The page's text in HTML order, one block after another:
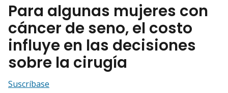
Para algunas mujeres con
cáncer de seno, el costo
influye en las decisiones
sobre la cirugía
Suscríbase